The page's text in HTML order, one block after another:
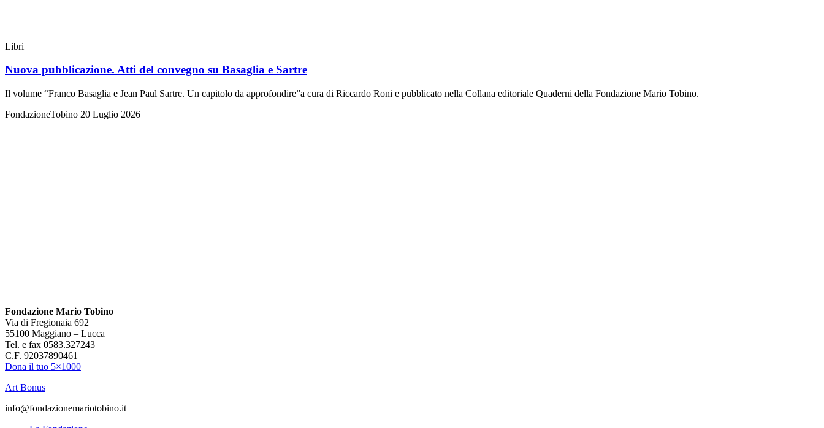
Libri
Nuova pubblicazione. Atti del convegno su Basaglia e Sartre
Il volume “Franco Basaglia e Jean Paul Sartre. Un capitolo da approfondire”a cura di Riccardo Roni e pubblicato nella Collana editoriale Quaderni della Fondazione Mario Tobino.
FondazioneTobino 20 Luglio 2026
Fondazione Mario Tobino
Via di Fregionaia 692
55100 Maggiano – Lucca
Tel. e fax 0583.327243
C.F. 92037890461
Dona il tuo 5×1000
Art Bonus
info@fondazionemariotobino.it